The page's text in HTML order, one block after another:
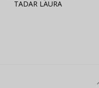
TADAR LAURA